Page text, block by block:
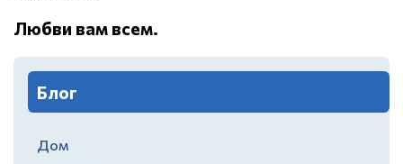
Любви вам всем.
Блог
Дом